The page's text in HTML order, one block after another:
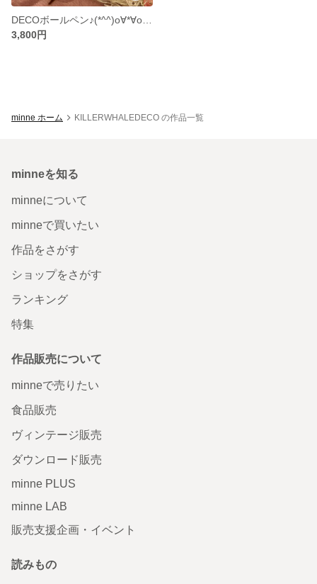
3,800円
minne ホーム KILLERWHALEDECO の作品一覧
minneを知る
minneについて
minneで買いたい
作品をさがす
ショップをさがす
ランキング
特集
作品販売について
minneで売りたい
食品販売
ヴィンテージ販売
ダウンロード販売
minne PLUS
minne LAB
販売支援企画・イベント
読みもの